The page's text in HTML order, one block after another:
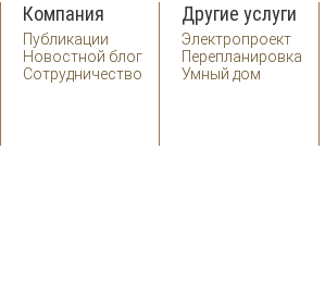
Компания
Публикации
Новостной блог
Сотрудничество
Другие услуги
Электропроект
Перепланировка
Умный дом